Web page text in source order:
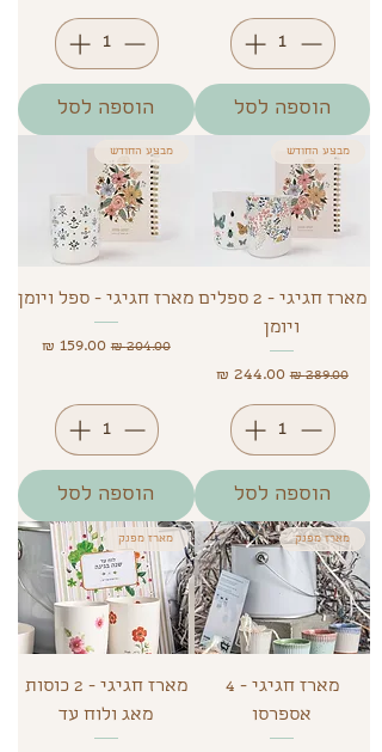
הוספה לסל הוספה לסל
מבצע החודש
מארז חגיגי - 2 ספלים
ויומן
מחיר רגיל‏289.00 ‏₪ מחיר מבצע‏244.00 ‏₪
הוספה לסל
מבצע החודש
מארז חגיגי - ספל ויומן
מחיר רגיל‏204.00 ‏₪ מחיר מבצע‏159.00 ‏₪
הוספה לסל
מארז מפנק
מארז חגיגי - 4
אספרסו
מארז מפנק
מארז חגיגי - 2 כוסות
מאג ולוח עד